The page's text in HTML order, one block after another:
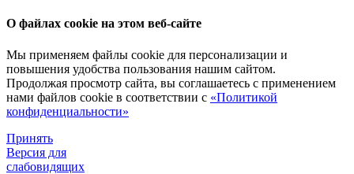
О файлах cookie на этом веб-сайте
Мы применяем файлы cookie для персонализации и
повышения удобства пользования нашим сайтом.
Продолжая просмотр сайта, вы соглашаетесь с применением
нами файлов cookie в соответствии с «Политикой
конфиденциальности»
Принять
Версия для
слабовидящих